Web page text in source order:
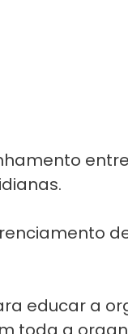
educar a